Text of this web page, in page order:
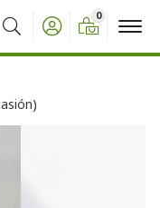
Buscar
0